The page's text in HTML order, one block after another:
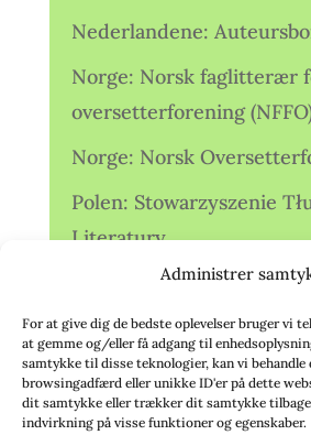
Administrer
For at give dig de bedste oplevelser bruger vi
at gemme og/eller få adgang til
samtykke til disse teknologier, kan vi behandle
browsingadfærd eller unikke ID'er på dette
dit samtykke eller trækker dit samtykke
indvirkning på visse funktioner og egenskaber.
Nederlandene:
Norge: Norsk faglitterær
oversetterforening
Norge: Norsk
Polen: Stowarzyszenie
Literatury
Storbritannien:
Association (TA)
Sverige:
Sverige: